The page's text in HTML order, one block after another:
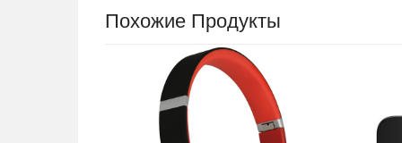
Похожие Продукты